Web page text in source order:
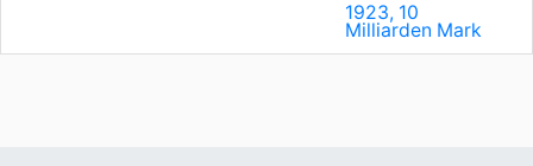
1923, 10
Milliarden Mark